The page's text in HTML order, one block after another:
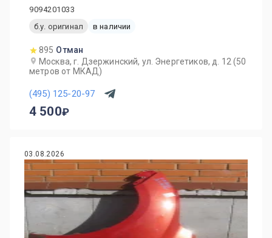
9094201033
б.у. оригинал
в наличии
895 Отман
Москва, г. Дзержинский, ул. Энергетиков, д. 12 (50
метров от МКАД)
(495) 125-20-97
4 500
03.08.2026